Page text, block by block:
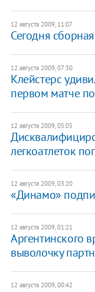
12 августа 2009, 11:07
Сегодня
12 августа 2009, 07:30
Клейстерс
первом матче
12 августа 2009, 05:05
легкоатлеток
12 августа 2009, 03:20
«Динамо»
12 августа 2009, 01:21
Аргентинского
выволочку
12 августа 2009, 00:42